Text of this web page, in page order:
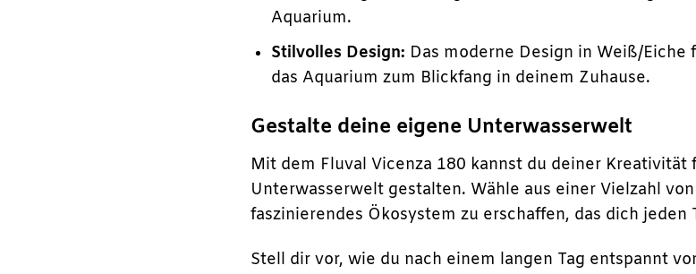
Aquarium.
Stilvolles Design: Das moderne Design in Weiß/
das Aquarium zum Blickfang in deinem Zuhause.
Gestalte deine eigene Unterwasserwelt
Mit dem Fluval Vicenza 180 kannst du deiner
Unterwasserwelt gestalten. Wähle aus einer Vielzahl
faszinierendes Ökosystem zu erschaffen, das dich jeden
Stell dir vor, wie du nach einem langen Tag entspannt